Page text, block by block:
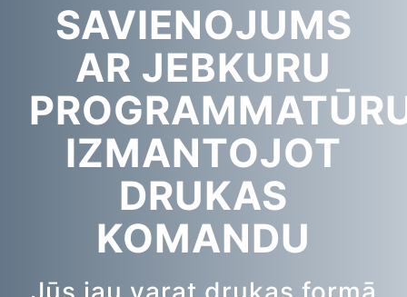
SAVIENOJUMS
AR JEBKURU
IZMANTOJOT
DRUKAS
KOMANDU